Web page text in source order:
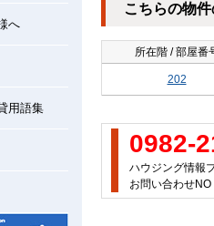
こちらの物
所在階 / 部屋番
202
0982-
ハウジング情報
お問い合わせ
へ
用語集